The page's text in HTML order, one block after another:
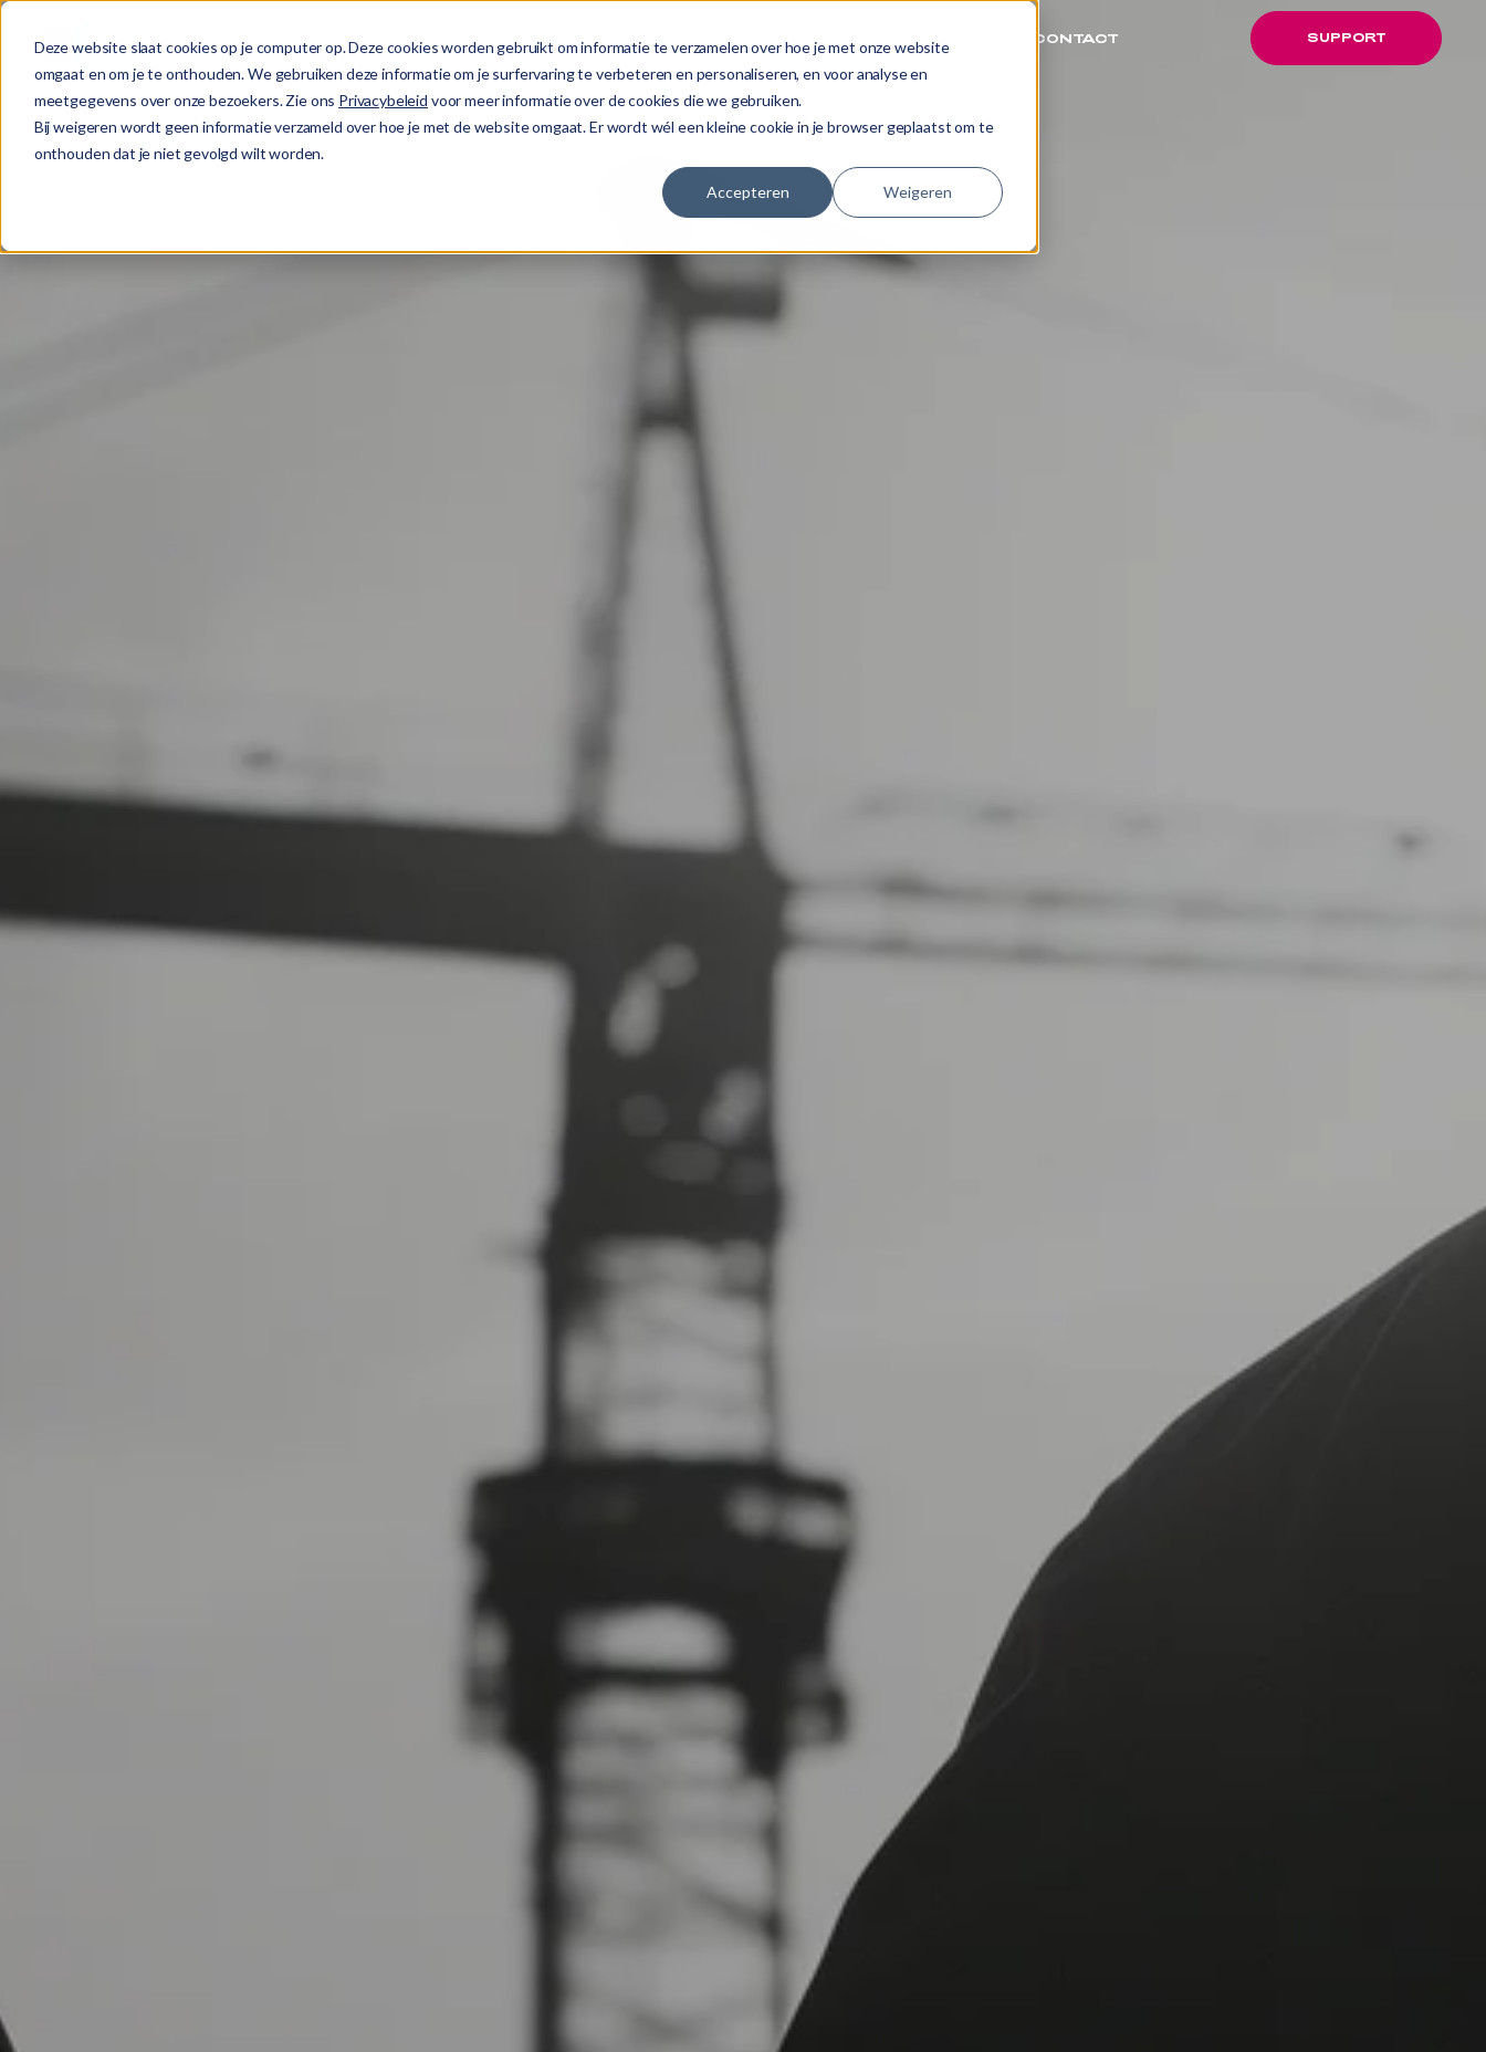
Deze website slaat cookies op je computer op. Deze cookies worden gebruikt om informatie te verzamelen over hoe je met onze website
omgaat en om je te onthouden. We gebruiken deze informatie om je surfervaring te verbeteren en personaliseren, en voor analyse en
meetgegevens over onze bezoekers. Zie ons Privacybeleid voor meer informatie over de cookies die we gebruiken.
Bij weigeren wordt geen informatie verzameld over hoe je met de website omgaat. Er wordt wél een kleine cookie in je browser geplaatst om te
onthouden dat je niet gevolgd wilt worden.
Accepteren Weigeren
CONTACT SUPPORT
SUPPORT